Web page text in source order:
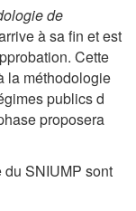
de
à sa fin et est
Cette
la méthodologie
publics d
proposera
du SNIUMP sont